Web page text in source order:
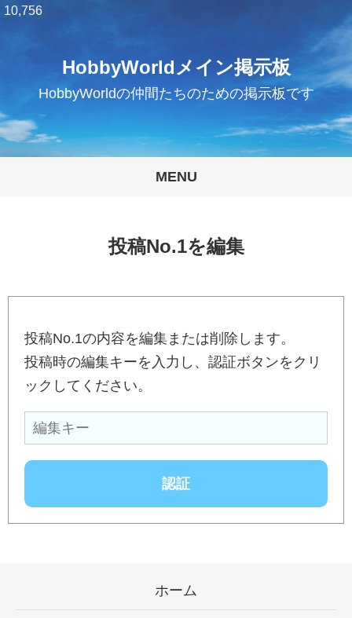
HobbyWorldメイン掲示板
HobbyWorldの仲間たちのための掲示板です
MENU
10,756
投稿No.1を編集
投稿No.1の内容を編集または削除します。
投稿時の編集キーを入力し、認証ボタンをクリ
ックしてください。
ホーム